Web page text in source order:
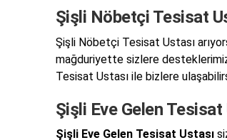
Şişli Nöbetçi Tesisat
Şişli Nöbetçi Tesisat Ustası
mağduriyette sizlere
Tesisat Ustası ile bizlere
Şişli Eve Gelen Tesisat
Şişli Eve Gelen Tesisat Ustası